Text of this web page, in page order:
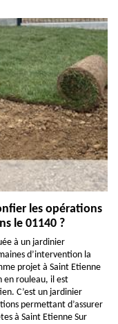
les opérations
le 01140 ?
à un jardinier
d’intervention la
projet à Saint Etienne
en rouleau, il est
C’est un jardinier
permettant d’assurer
à Saint Etienne Sur